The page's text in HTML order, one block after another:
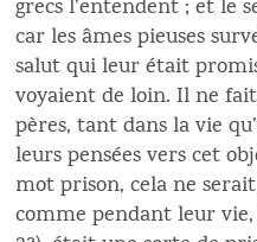
grecs l’entendent ; et le
car les âmes pieuses
salut qui leur était
voyaient de loin. Il ne
pères, tant dans la vie
leurs pensées vers cet
mot prison, cela ne
comme pendant leur vie,